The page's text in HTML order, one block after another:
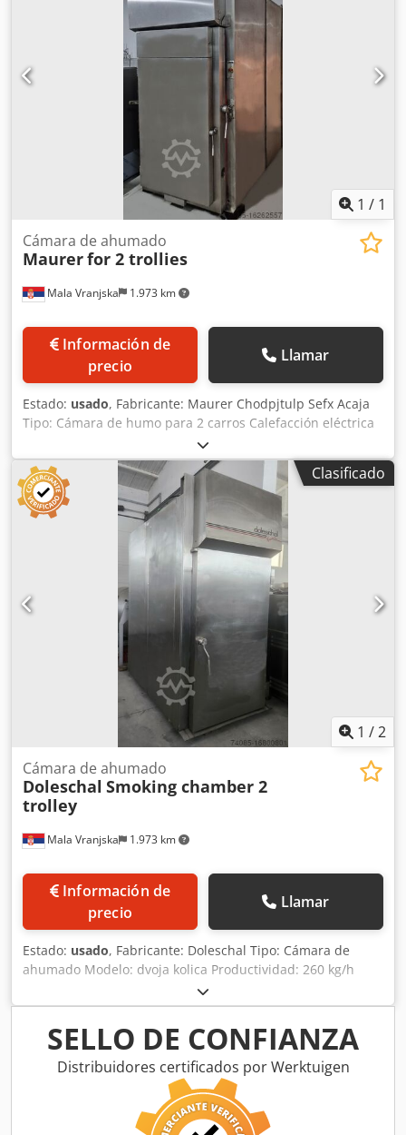
1 / 1
Mala Vranjska 1.973 km
Cámara de ahumado
Maurerfor 2 trollies
Información de
precio
Llamar
Estado: usado, Fabricante: Maurer Chodpjtulp Sefx Acaja
Tipo: Cámara de humo para 2 carros Calefacción eléctrica
48 kW Circulación de aire regulable Aire fresco, aire de
escape y compuerta de humos controlados
neumáticamente Limpieza: limpieza por espuma Sin
sistema de postcombustión Dimensiones de instalación de
la máquina en cm: Anchura: 158 Largo: 250 Altura: 250
Dimensiones del carro en cm: 100 x 100 x 200
Clasificado
1 /2
Mala Vranjska 1.973 km
Cámara de ahumado
Doleschal Smoking chamber 2
trolley
Información de
precio
Llamar
Estado: usado, Fabricante: Doleschal Tipo: Cámara de
ahumado Modelo: dvoja kolica Productividad: 260 kg/h
Altura: 3000 mm Cedpfeua Dbbex Acaeha Anchura: 1910
mm Longitud: 2290 mm Voltaje: 400V 50Hz 3N Potencia: 48
kW Material principal Acero inoxidable
SELLO DE CONFIANZA
Distribuidores certificados por Werktuigen